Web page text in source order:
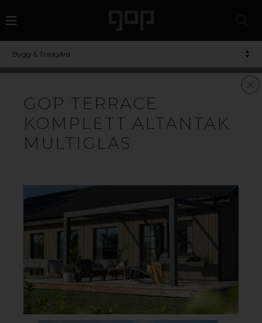
Bygg & Trädgård
GOP TERRACE
KOMPLETT ALTANTAK
MULTIGLAS
KOMPLETTA ALTANTAK
Stilren design och genomtänkt funktion. Med
kompletta altantak från gop är det enkelt att skapa en
ljus och härlig uteplats med skydd mot solens UV-
strålar. Med den kompletta byggsatsen kan du snabbt
bygga ett slagtåligt tak med högt ljusgenomsläpp till
exempelvis altanen, uteplatsen eller som carport.
Om du är i behov av en mindre lösning för entrén och
främst behöver skydda dörrar och fönster så
rekommenderar vi attkolla in vårt sortiment av